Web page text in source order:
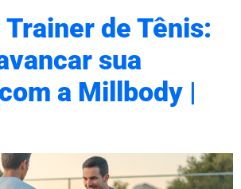
de Tênis:
sua
a Millbody |